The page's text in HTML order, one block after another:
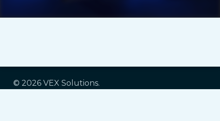
© 2026 VEX Solutions.